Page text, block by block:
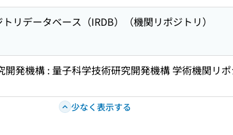
リデータベース（IRDB）（機関リポジトリ）
発機構 : 量子科学技術研究開発機構 学術機関リ
少なく表示する